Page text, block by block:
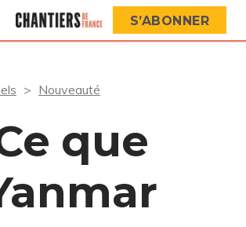
S’ABONNER
Nouveauté
que